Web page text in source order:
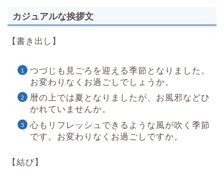
カジュアルな挨拶文
【書き出し】
つづじも見ごろを迎える季節となりました。
お変わりなくお過ごしでしょうか。
暦の上では夏となりましたが、お風邪などひ
かれていませんか。
心もリフレッシュできるような風が吹く季節
です。お変わりなくお過ごしですか。
【結び】